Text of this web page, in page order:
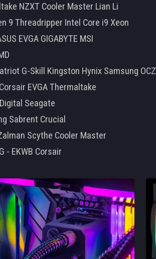
NZXT Cooler Master Lian Li
9 Threadripper Intel Core i9 Xeon
EVGA GIGABYTE MSI
G-Skill Kingston Hynix Samsung OCZ
EVGA Thermaltake
Seagate
Sabrent Crucial
Scythe Cooler Master
- EKWB Corsair